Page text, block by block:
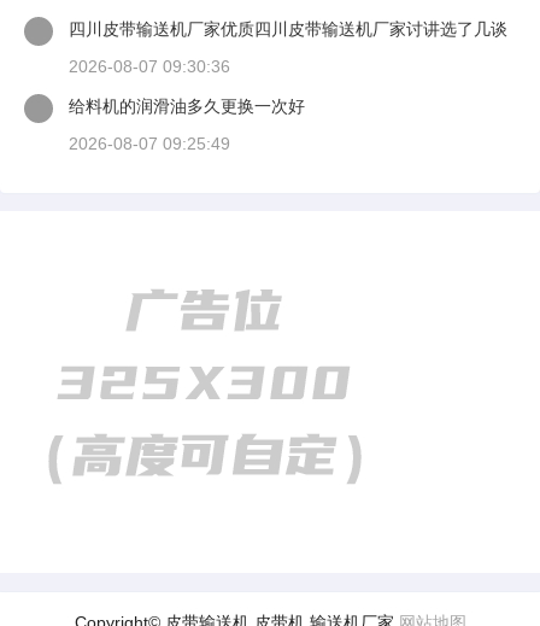
四川皮带输送机厂家优质四川皮带输送机厂家讨讲选了几谈
2026-08-07 09:30:36
给料机的润滑油多久更换一次好
2026-08-07 09:25:49